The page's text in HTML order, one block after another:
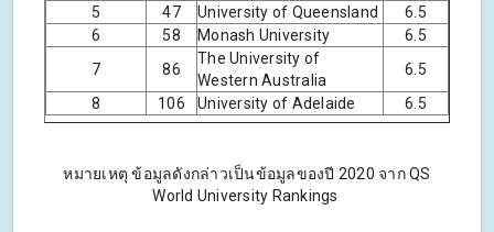
5
47 University of Queensland
6.5
6
58 Monash University
6.5
7
86
The University of
Western Australia
6.5
8
106 University of Adelaide 6.5
หมายเหตุ ข้อมูลดังกล่าวเป็นข้อมูลของปี 2020 จาก QS
World University Rankings